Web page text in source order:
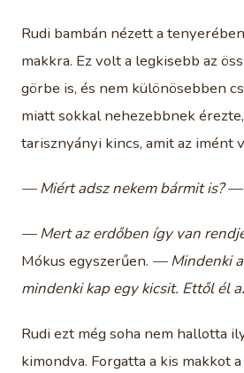
Rudi bambán nézett a
makkra. Ez volt a legkisebb az
görbe is, és nem különösebben
miatt sokkal nehezebbnek
tarisznyányi kincs, amit az imént
— Miért adsz nekem bármit is? —
— Mert az erdőben így van
Mókus egyszerűen. — Mindenki
mindenki kap egy kicsit. Ettől él
Rudi ezt még soha nem hallotta
kimondva. Forgatta a kis makkot